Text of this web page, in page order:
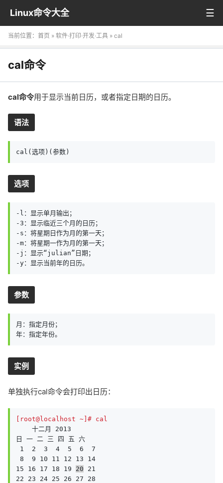
Linux命令大全
当前位置： 首页 » 软件·打印·开发·工具 » cal
cal命令
cal命令用于显示当前日历，或者指定日期的日历。
语法
cal(选项)(参数)
选项
-l：显示单月输出；
-3：显示临近三个月的日历；
-s：将星期日作为月的第一天；
-m：将星期一作为月的第一天；
-j：显示“julian”日期；
-y：显示当前年的日历。
参数
月：指定月份；
年：指定年份。
实例
单独执行cal命令会打印出日历：
[root@localhost ~]# cal
日 一 二 三 四 五 六
15 16 17 18 19 20 21
22 23 24 25 26 27 28